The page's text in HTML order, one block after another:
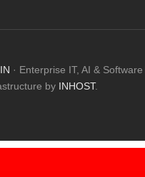
· Enterprise IT, AI &
by INHOST.